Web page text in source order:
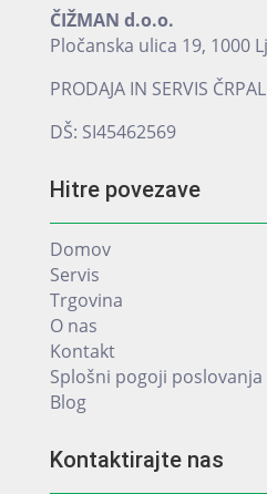
ČIŽMAN d.o.o.
Pločanska ulica 19, 1000
PRODAJA IN SERVIS
DŠ: SI45462569
Hitre povezave
Domov
Servis
Trgovina
O nas
Kontakt
Splošni pogoji poslovanja
Blog
Kontaktirajte nas